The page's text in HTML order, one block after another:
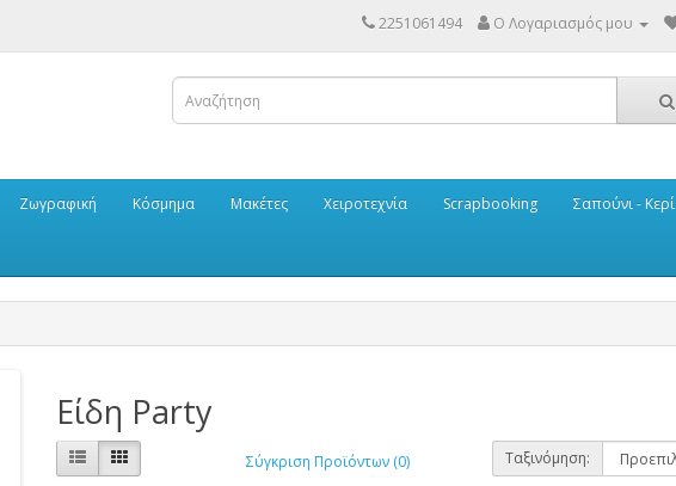
2251061494 Ο Λογαριασμός μου
Ζωγραφική Κόσμημα Μακέτες Χειροτεχνία Scrapbooking Σαπούνι - Κερί
Είδη Party
Σύγκριση Προϊόντων (0) Ταξινόμηση: